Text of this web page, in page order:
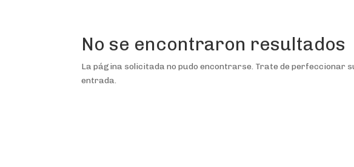
No se encontraron resultados
La página solicitada no pudo encontrarse. Trate de perfeccionar
entrada.